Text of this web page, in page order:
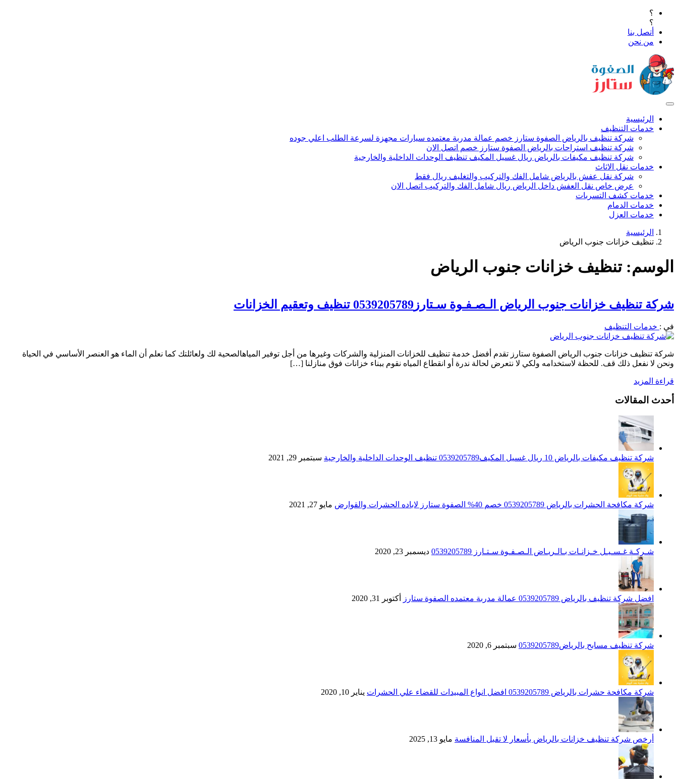
؟
؟
أتصل بنا
من نحن
الرئيسية
خدمات التنظيف
شركة تنظيف بالرياض الصفوة ستارز خصم عمالة مدربة معتمده سيارات مجهزة لسرعة الطلب اعلي جوده
شركة تنظيف استراحات بالرياض الصفوة ستارز خصم اتصل الان
شركة تنظيف مكيفات بالرياض ريال غسيل المكيف تنظيف الوحدات الداخلية والخارجية
خدمات نقل الاثاث
شركة نقل عفش بالرياض شامل الفك والتركيب والتغليف ريال فقط
عرض خاص نقل العفش داخل الرياض ريال شامل الفك والتركيب اتصل الان
خدمات كشف التسربات
خدمات الدمام
خدمات العزل
الرئيسية
تنظيف خزانات جنوب الرياض
الوسم:تنظيف خزانات جنوب الرياض
شركة تنظيف خزانات جنوب الرياض الـصـفـوة سـتارز0539205789 تنظيف وتعقيم الخزانات
في : خدمات التنظيف
شركة تنظيف خزانات جنوب الرياض الصفوة ستارز تقدم أفضل خدمة تنظيف للخزانات المنزلية والشركات وغيرها من أجل توفير المياهالصحية لك ولعائلتك كما نعلم أن الماء هو العنصر الأساسي في الحياة
ونحن لا نفعل ذلك قف. للحظة لاستخدامه ولكي لا نتعرض لحالة ندرة أو انقطاع المياه نقوم ببناء خزانات فوق منازلنا […]
قراءة المزيد
أحدث المقالات
شركة تنظيف مكيفات بالرياض 10 ريال غسيل المكيف0539205789 تنظيف الوحدات الداخلية والخارجية سبتمبر 29, 2021
شركة مكافحة الحشرات بالرياض 0539205789 خصم 40% الصفوة ستارز لاباده الحشرات والقوارض مايو 27, 2021
شـركـة غـسـيـل خـزانـات بـالـريـاض الـصـفـوة سـتـارز 0539205789 ديسمبر 23, 2020
افضل شركة تنظيف بالرياض 0539205789 عمالة مدربة معتمده الصفوة ستارز أكتوبر 31, 2020
شركة تنظيف مسابح بالرياض0539205789 سبتمبر 6, 2020
شركة مكافحة حشرات بالرياض 0539205789 افضل انواع المبيدات للقضاء علي الحشرات يناير 10, 2020
أرخص شركة تنظيف خزانات بالرياض بأسعار لا تقبل المنافسة مايو 13, 2025